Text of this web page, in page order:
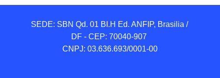
SEDE: SBN Qd. 01 BI.H Ed. ANFIP, Brasilia /
DF - CEP: 70040-907
CNPJ: 03.636.693/0001-00